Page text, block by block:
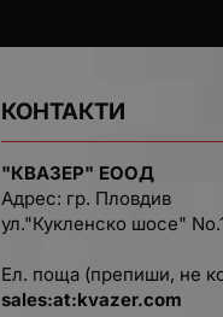
КОНТАКТИ
"КВАЗЕР" ЕООД
Адрес: гр. Пловдив
ул."Кукленско шосе"
Ел. поща (препиши, не
salеs:at:kvazer.cоm